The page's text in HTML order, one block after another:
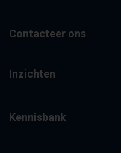
Contacteer ons
Inzichten
Kennisbank